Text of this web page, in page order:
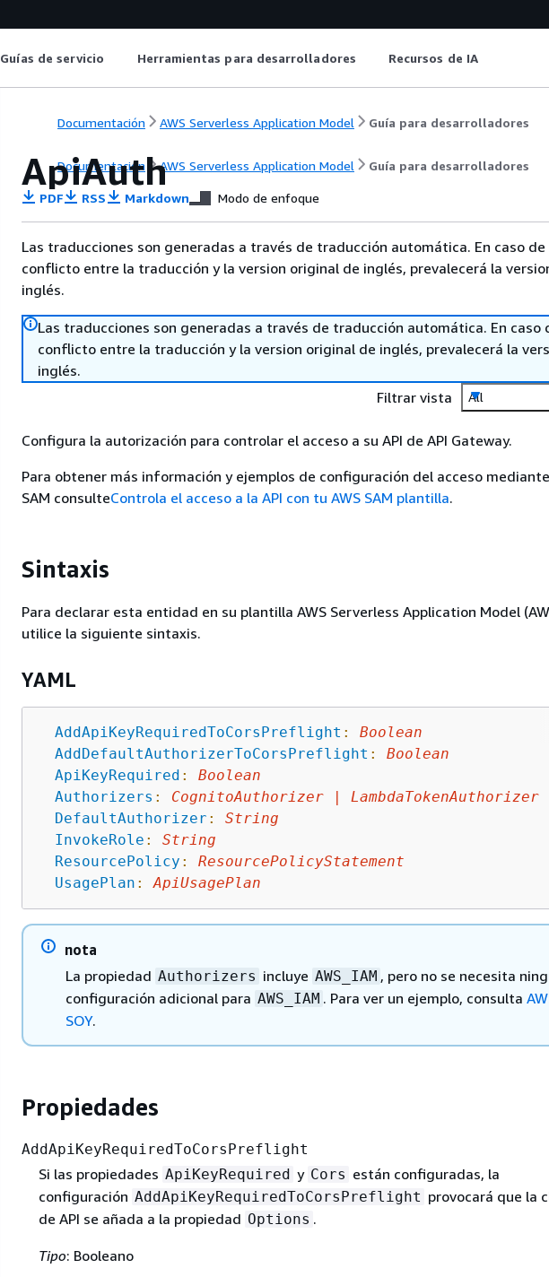
Guías de servicio Herramientas para desarrolladores Recursos de IA
Documentación AWS Serverless Application Model Guía para desarrolladores
Documentación AWS Serverless Application Model Guía para desarrolladores
ApiAuth
PDF RSS Markdown Modo de enfoque
Las traducciones son generadas a través de traducción automática. En caso de
conflicto entre la traducción y la version original de inglés, prevalecerá la
inglés.
Las traducciones son generadas a través de traducción automática. En caso
conflicto entre la traducción y la version original de inglés, prevalecerá la
inglés.
Filtrar vista
All
Configura la autorización para controlar el acceso a su API de API Gateway.
Para obtener más información y ejemplos de configuración del acceso
SAM consulteControla el acceso a la API con tu AWS SAM plantilla.
Sintaxis
Para declarar esta entidad en su plantilla AWS Serverless Application Model
utilice la siguiente sintaxis.
YAML
AddApiKeyRequiredToCorsPreflight :
Boolean
AddDefaultAuthorizerToCorsPreflight :
Boolean
ApiKeyRequired :
Boolean
Authorizers : CognitoAuthorizer | LambdaTokenAuthorizer
DefaultAuthorizer :
String
InvokeRole :
String
ResourcePolicy :
ResourcePolicyStatement
UsagePlan : ApiUsagePlan
nota
La propiedad Authorizers incluye AWS_IAM , pero no se necesita
configuración adicional para AWS_IAM . Para ver un ejemplo, consulta
SOY.
Propiedades
AddApiKeyRequiredToCorsPreflight
Si las propiedades ApiKeyRequired y Cors están configuradas, la
configuración AddApiKeyRequiredToCorsPreflight provocará que la
de API se añada a la propiedad Options .
Tipo: Booleano